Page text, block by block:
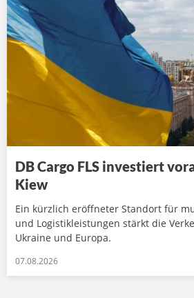
DB Cargo FLS investiert
Kiew
Ein kürzlich eröffneter Standort für
und Logistikleistungen stärkt die
Ukraine und Europa.
07.08.2026